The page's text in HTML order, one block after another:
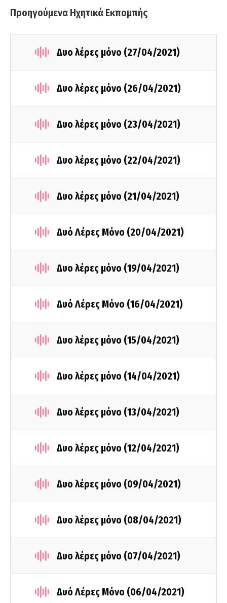
Προηγούμενα Ηχητικά Εκπομπής
Δυο λέρες μόνο (27/04/2021)
Δυο λέρες μόνο (26/04/2021)
Δυο λέρες μόνο (23/04/2021)
Δυο λέρες μόνο (22/04/2021)
Δυο λέρες μόνο (21/04/2021)
Δυό Λέρες Μόνο (20/04/2021)
Δυο λέρες μόνο (19/04/2021)
Δυό Λέρες Μόνο (16/04/2021)
Δυο λέρες μόνο (15/04/2021)
Δυο λέρες μόνο (14/04/2021)
Δυο λέρες μόνο (13/04/2021)
Δυο λέρες μόνο (12/04/2021)
Δυο λέρες μόνο (09/04/2021)
Δυο λέρες μόνο (08/04/2021)
Δυο λέρες μόνο (07/04/2021)
Δυό Λέρες Μόνο (06/04/2021)